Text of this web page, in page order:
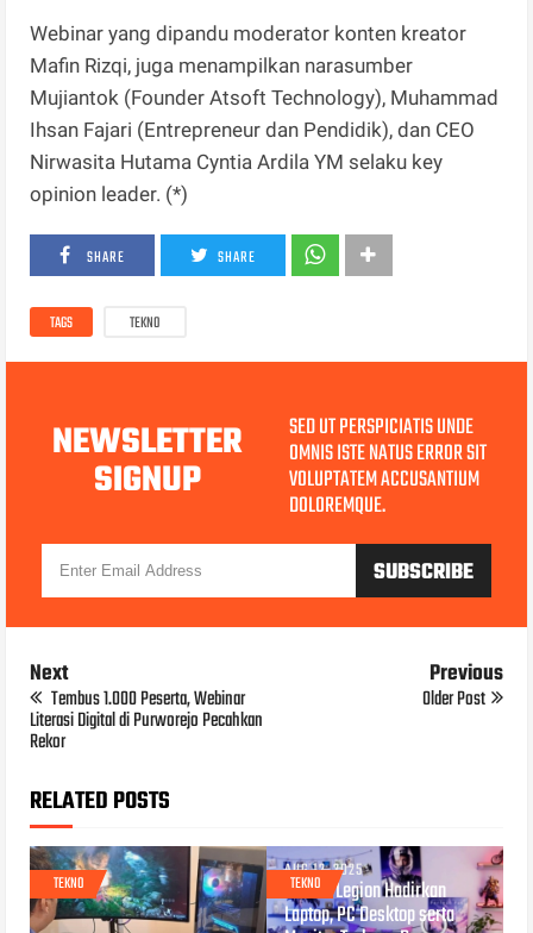
Webinar yang dipandu moderator konten kreator
Mafin Rizqi, juga menampilkan narasumber
Mujiantok (Founder Atsoft Technology), Muhammad
Ihsan Fajari (Entrepreneur dan Pendidik), dan CEO
Nirwasita Hutama Cyntia Ardila YM selaku key
opinion leader. (*)
SHARE SHARE
TAGS TEKNO
NEWSLETTER
SIGNUP
SED UT PERSPICIATIS UNDE
OMNIS ISTE NATUS ERROR SIT
VOLUPTATEM ACCUSANTIUM
DOLOREMQUE.
Next
Tembus 1.000 Peserta, Webinar
Literasi Digital di Purworejo Pecahkan
Rekor
Previous
Older Post
RELATED POSTS
TEKNO TEKNO
AUG 12, 2025
Lenovo Legion Hadirkan
Laptop, PC Desktop serta